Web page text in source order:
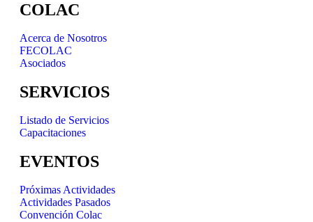
COLAC
Acerca de Nosotros
FECOLAC
Asociados
SERVICIOS
Listado de Servicios
Capacitaciones
EVENTOS
Próximas Actividades
Actividades Pasados
Convención Colac